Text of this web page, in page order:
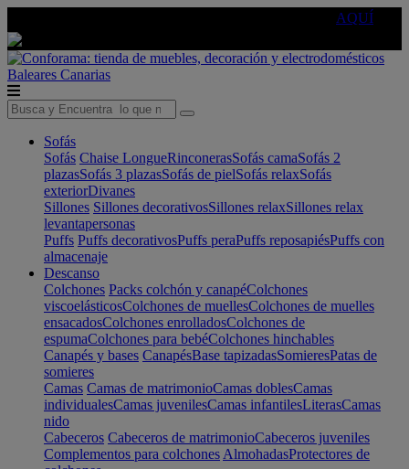
AQUÍ
Baleares Canarias
Sofás
Sofás Chaise LongueRinconerasSofás camaSofás 2
plazasSofás 3 plazasSofás de pielSofás relaxSofás
exteriorDivanes
Sillones Sillones decorativosSillones relaxSillones relax
levantapersonas
Puffs Puffs decorativosPuffs peraPuffs reposapiésPuffs con
almacenaje
Descanso
Colchones Packs colchón y canapéColchones
viscoelásticosColchones de muellesColchones de muelles
ensacadosColchones enrolladosColchones de
espumaColchones para bebéColchones hinchables
Canapés y bases CanapésBase tapizadasSomieresPatas de
somieres
Camas Camas de matrimonioCamas doblesCamas
individualesCamas juvenilesCamas infantilesLiterasCamas
nido
Cabeceros Cabeceros de matrimonioCabeceros juveniles
Complementos para colchones AlmohadasProtectores de